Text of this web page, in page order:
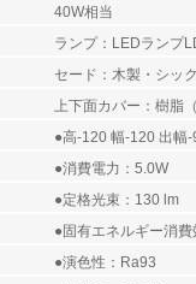
40W相当
ランプ：LEDランプ
セード：木製・シッ
上下面カバー：樹脂
●高-120 幅-120 出幅
●消費電力：5.0W
●定格光束：130 lm
●固有エネルギー消
●演色性：Ra93